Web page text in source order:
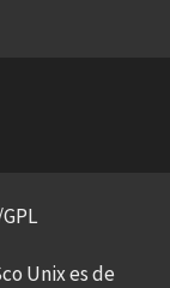
Unix es de